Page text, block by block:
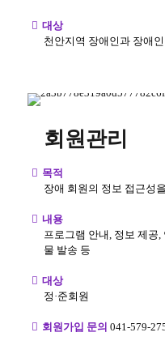
대상
천안지역 장애인과 장애
회원관리
목적
장애 회원의 정보 접근성
내용
프로그램 안내, 정보 제공,
물 발송 등
대상
정·준회원
회원가입 문의 041-579-